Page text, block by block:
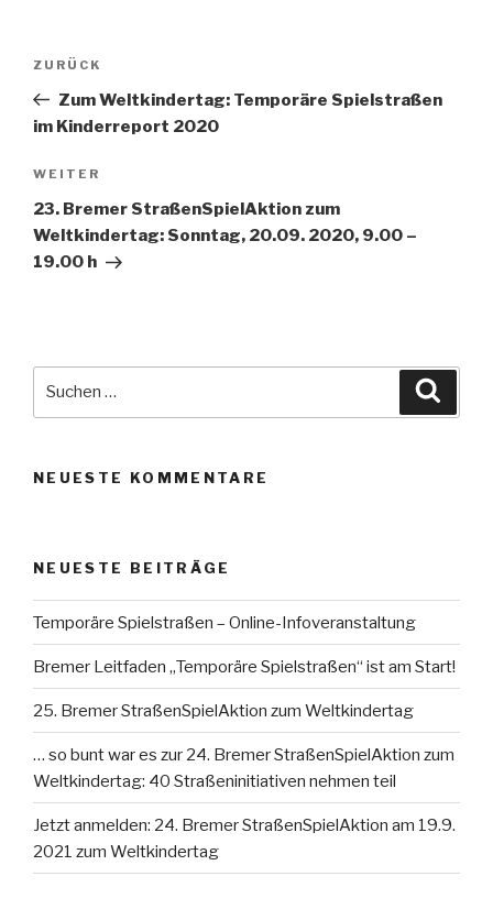
Beitragsnavigation
Vorheriger
Beitrag
ZURÜCK
Zum Weltkindertag: Temporäre Spielstraßen
im Kinderreport 2020
Nächster
Beitrag
WEITER
23. Bremer StraßenSpielAktion zum
Weltkindertag: Sonntag, 20.09. 2020, 9.00 –
19.00 h
NEUESTE KOMMENTARE
NEUESTE BEITRÄGE
Temporäre Spielstraßen – Online-Infoveranstaltung
Bremer Leitfaden „Temporäre Spielstraßen“ ist am Start!
25. Bremer StraßenSpielAktion zum Weltkindertag
… so bunt war es zur 24. Bremer StraßenSpielAktion zum
Weltkindertag: 40 Straßeninitiativen nehmen teil
Jetzt anmelden: 24. Bremer StraßenSpielAktion am 19.9.
2021 zum Weltkindertag